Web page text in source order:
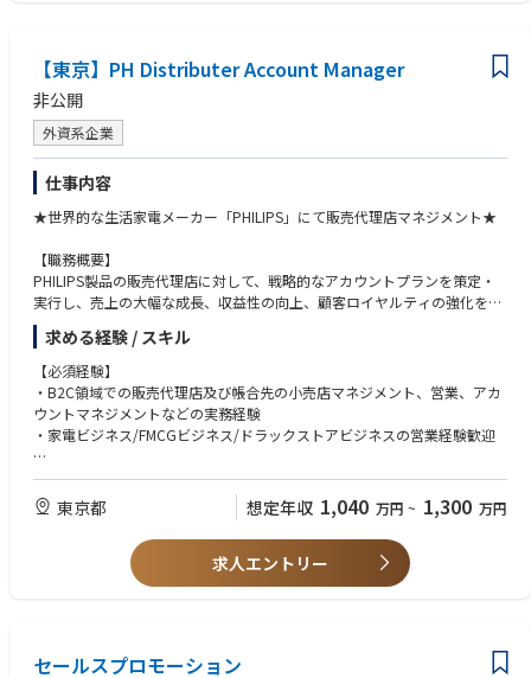
これ以外にもオンラインミーティングなどで使用
・普通自動車運転免許（業務上必要な場合あり）
■歓迎スキル
・MRまたはDMR資格に基づく医薬品・診断薬・医療機器等におけるマー
ケティングおよび営業実務経験（目安：5年以上）
・デジタルマーケティングの実務経験
- Webサイト運用、MAツール、広告運用、リードナーチャリング等
・ピープルマネージメント経験
・BIツールやデータ分析ツールの利用経験
- Tableau / Power BI / Google Analytics 等
・SAP等の社内基幹システムの利用経験
・英語力（ビジネスレベル）
- 海外パートナーや資料の読解・コミュニケーションが可能なレベル
・グローバルチームへのレポート、コミュニケーション経験
・プロジェクトマネジメント経験
- 複数関係者を巻き込んだ施策推進・進行管理の経験
・論理的思考力および課題解決力を業務で発揮した経験
- データ分析や仮説検証に基づく意思決定の経験
・KOLマネージメント経験
【東京】PH Distributer Account Manager
非公開
外資系企業
仕事内容
★世界的な生活家電メーカー「PHILIPS」にて販売代理店マネジメント★
【職務概要】
PHILIPS製品の販売代理店に対して、戦略的なアカウントプランを策定・
実行し、売上の大幅な成長、収益性の向上、顧客ロイヤルティの強化を推
進する役割です。グローバルチームと連携しながら販売代理店の戦略目標
と自社の方針を一致させ、市場動向や競合分析を通じて戦略的な意思決定
を支援していただくポジションです。
【具体的な業務内容】
・シェーバーや電動歯ブラシなどの家電製品群においてマーケティングプ
ランとアラインし、顧客アカウント（販売代理店及び帳合先の小売店）に
ン・セルアウト）・利益・顧客満足度の最大化と更なる向上を図る。
・顧客の上級管理職との信頼関係を構築し、顧客の戦略目標と自社の提供
価値を一致させることで、長期的なパートナーシップを形成。
・自律的に業務を遂行し、業界規制や社内ルールに準拠した営業活動を推
い倫理観を持って営業活動を遂行。
求める経験 / スキル
【必須経験】
・B2C領域での販売代理店及び帳合先の小売店マネジメント、営業、アカ
ウントマネジメントなどの実務経験
・家電ビジネス/FMCGビジネス/ドラックストアビジネスの営業経験歓迎
【歓迎スキル】
営業力、事業開発、マーケットリサーチ、商業的洞察力、データ分析、ア
カウント戦略、CRM活用、継続的改善、ステークホルダー管理、KPI管
理、提案書作成、売上予測
東京都 想定年収 1,040 万円 ~ 1,300 万円
求人エントリー
セールスプロモーション